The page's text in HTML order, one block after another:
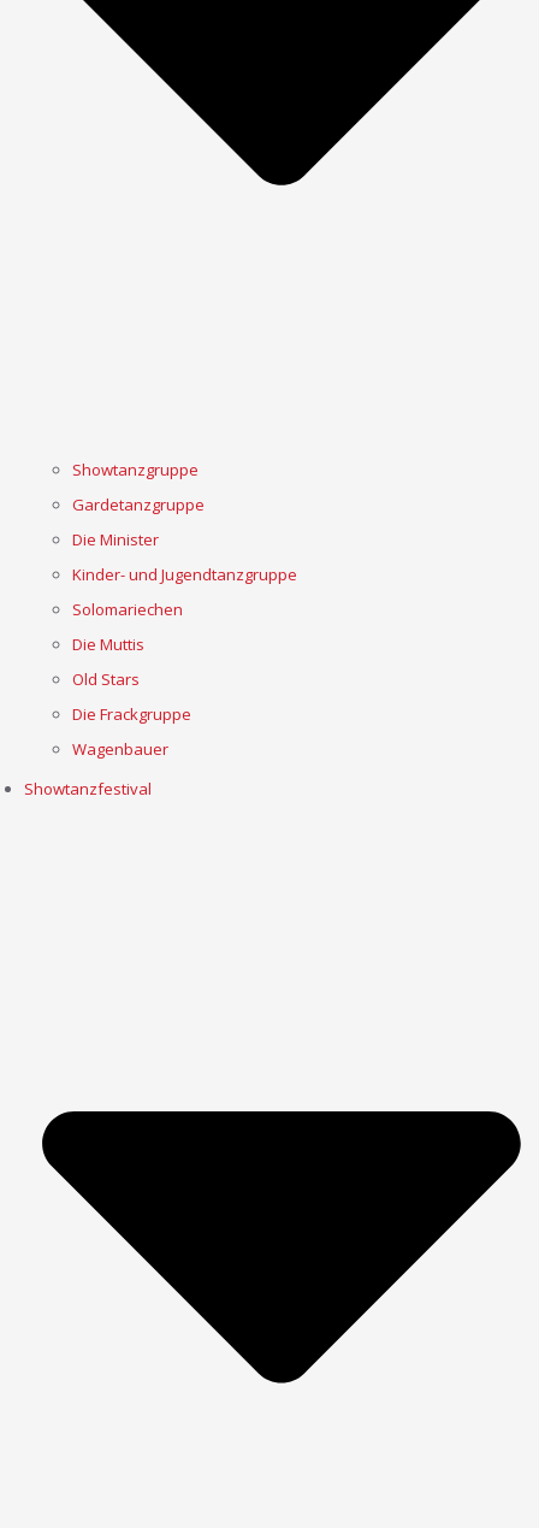
Showtanzgruppe
Gardetanzgruppe
Die Minister
Kinder- und Jugendtanzgruppe
Solomariechen
Die Muttis
Old Stars
Die Frackgruppe
Wagenbauer
Showtanzfestival